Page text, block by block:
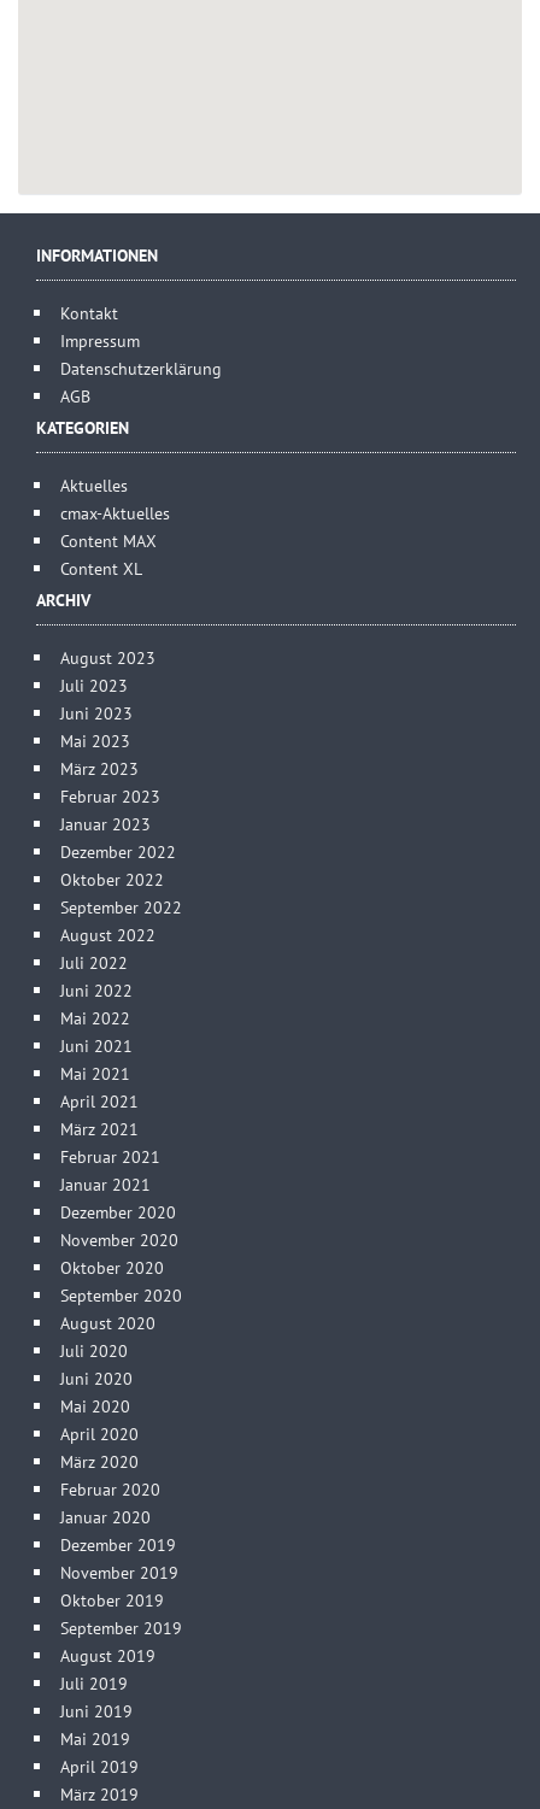
INFORMATIONEN
Kontakt
Impressum
Datenschutzerklärung
AGB
KATEGORIEN
Aktuelles
cmax-Aktuelles
Content MAX
Content XL
ARCHIV
August 2023
Juli 2023
Juni 2023
Mai 2023
März 2023
Februar 2023
Januar 2023
Dezember 2022
Oktober 2022
September 2022
August 2022
Juli 2022
Juni 2022
Mai 2022
Juni 2021
Mai 2021
April 2021
März 2021
Februar 2021
Januar 2021
Dezember 2020
November 2020
Oktober 2020
September 2020
August 2020
Juli 2020
Juni 2020
Mai 2020
April 2020
März 2020
Februar 2020
Januar 2020
Dezember 2019
November 2019
Oktober 2019
September 2019
August 2019
Juli 2019
Juni 2019
Mai 2019
April 2019
März 2019